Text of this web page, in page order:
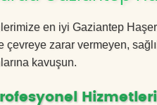
en iyi Gaziantep
zarar vermeyen,
kavuşun.